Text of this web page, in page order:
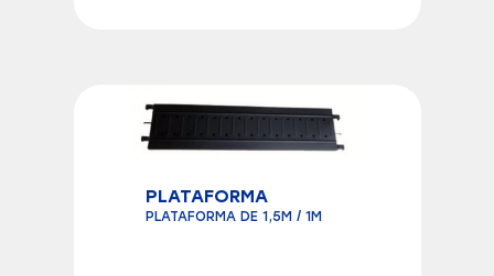
PLATAFORMA
PLATAFORMA DE 1,5M / 1M